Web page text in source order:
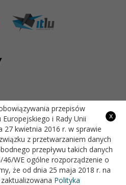
x
przepisów
i Rady Unii
27 kwietnia 2016 r. w sprawie
z przetwarzaniem danych
przepływu takich danych
WE ogólne rozporządzenie o
że od dnia 25 maja 2018 r. na
Polityka